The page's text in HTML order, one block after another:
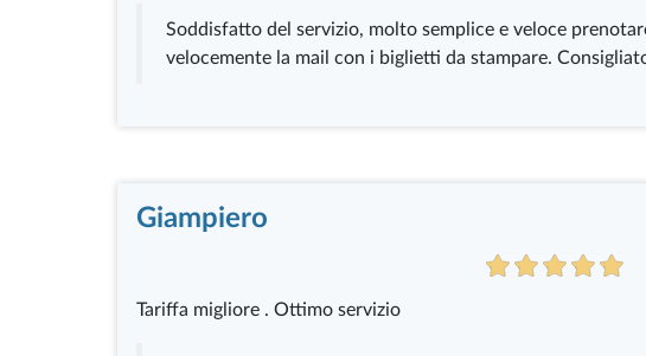
Soddisfatto del servizio, molto semplice e veloce
velocemente la mail con i biglietti da stampare.
Giampiero
Tariffa migliore . Ottimo servizio